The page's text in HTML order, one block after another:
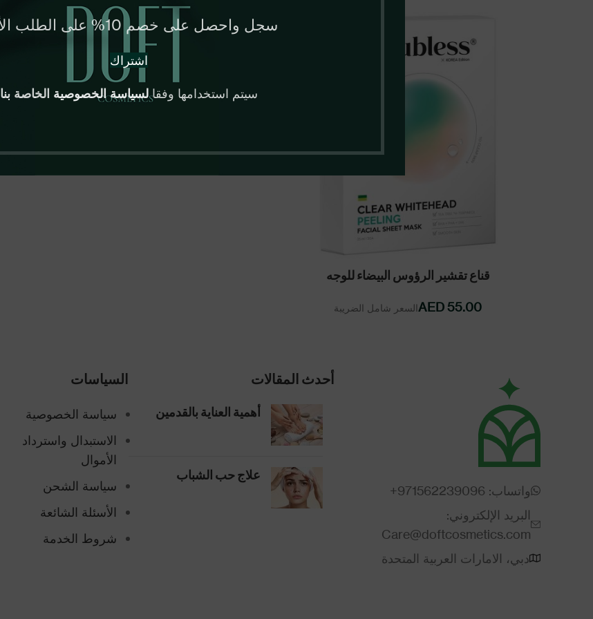
سجل واحصل على خصم 10% على الطلب الأول
اشتراك
سيتم استخدامها وفقالسياسة الخصوصية الخاصة بنا
ADD TO CARTقناع تقشير الرؤوس البيضاء للوجه
AED
واتساب: 971562239096+
البريد الإلكتروني:
Care@doftcosmetics.com
دبي، الامارات العربية المتحدة
أحدث المقالات
أهمية العناية بالقدمين
علاج حب الشباب
السياسات
سياسة الخصوصية
الاستبدال واسترداد
الأموال
سياسة الشحن
الأسئلة الشائعة
شروط الخدمة